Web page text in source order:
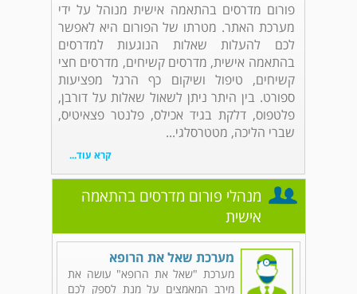
פורום מדרסים בהתאמה אישית מנוהל על ידי
מערכת האתר. מטרתו של הפורום היא לאפשר
לכם להעלות שאלות הנוגעות למדרסים
בהתאמה אישית, מדרסים קשיחים, מדרסים חצי
קשיחים, טיפול ושיקום כף הרגל מפציעות
ספורט. בין היתר ניתן לשאול שאלות על דורבן,
פלטפוס, דלקת בגיד אכילס, פלנטר פצאיטיס,
שברי הליכה, מטטרסלגי...
קרא עוד...
מנהלי פורום מדרסים בהתאמה
אישית
מערכת שאל את הרופא
מערכת "שאל את הרופא" עושה את
מירב המאמצים על מנת לספק לכם